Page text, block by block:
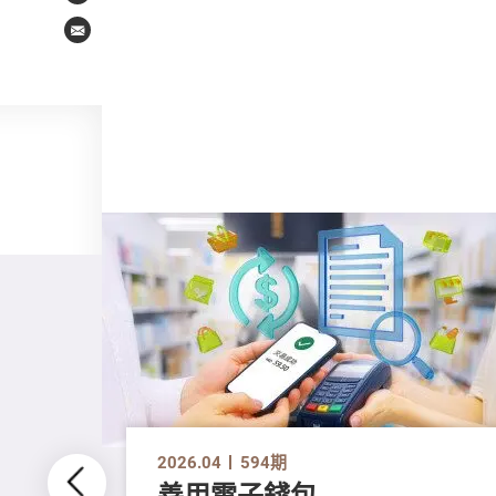
Email
2026.04 594期